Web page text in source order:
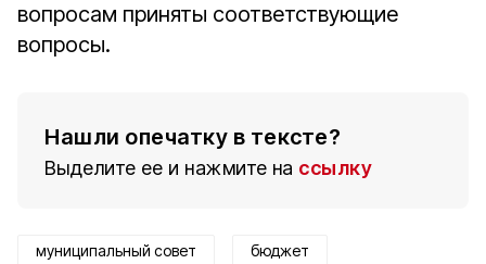
вопросам приняты соответствующие
вопросы.
Нашли опечатку в тексте?
Выделите ее и нажмите на ссылку
муниципальный совет бюджет